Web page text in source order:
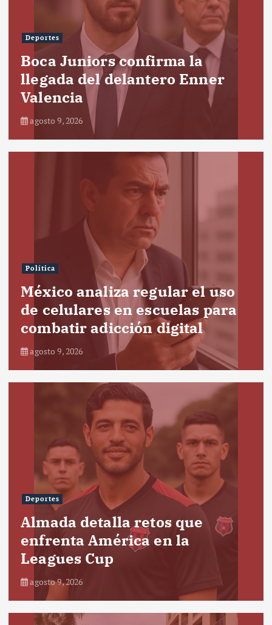
Deportes
Boca Juniors confirma la
llegada del delantero Enner
Valencia
agosto 9, 2026
Política
México analiza regular el uso
de celulares en escuelas para
combatir adicción digital
agosto 9, 2026
Deportes
Almada detalla retos que
enfrenta América en la
Leagues Cup
agosto 9, 2026